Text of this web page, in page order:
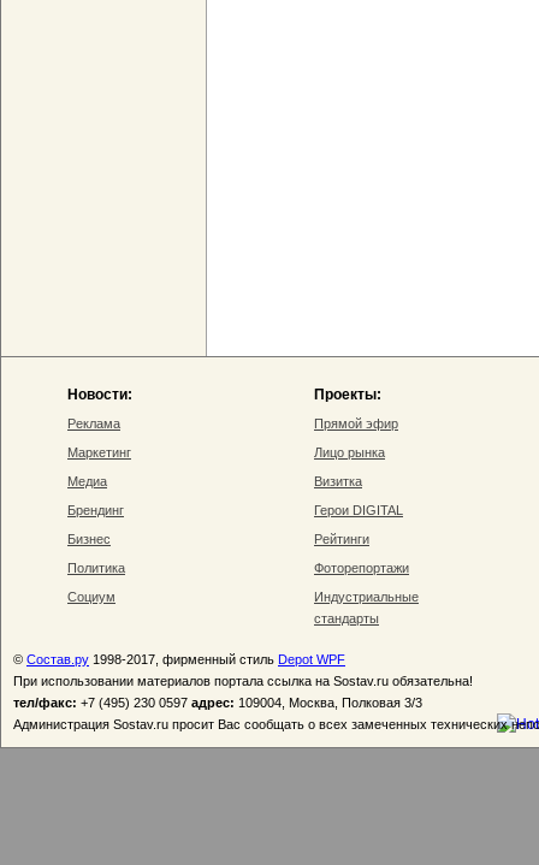
Новости:
Реклама
Маркетинг
Медиа
Брендинг
Бизнес
Политика
Социум
Проекты:
Прямой эфир
Лицо рынка
Визитка
Герои DIGITAL
Рейтинги
Фоторепортажи
Индустриальные
стандарты
© Состав.ру 1998-2017, фирменный стиль Depot WPF
При использовании материалов портала ссылка на Sostav.ru обязательна!
тел/факс: +7 (495) 230 0597 адрес: 109004, Москва, Полковая 3/3
Администрация Sostav.ru просит Вас сообщать о всех замеченных технических